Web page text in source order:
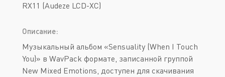
RX11 (Audeze LCD-XC)
Описание:
Музыкальный альбом «Sensuality (When I Touch
You)» в WavPack формате, записанной группой
New Mixed Emotions, доступен для скачивания